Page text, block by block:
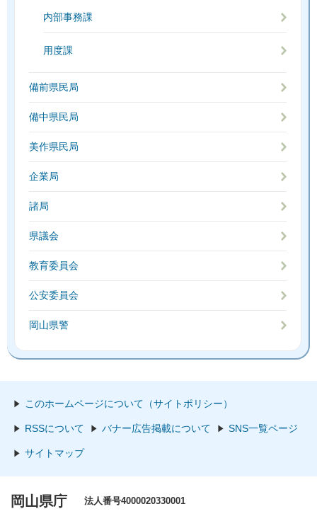
内部事務課
用度課
備前県民局
備中県民局
美作県民局
企業局
諸局
県議会
教育委員会
公安委員会
岡山県警
このホームページについて（サイトポリシー）
RSSについて バナー広告掲載について SNS一覧ページ
サイトマップ
岡山県庁 法人番号4000020330001